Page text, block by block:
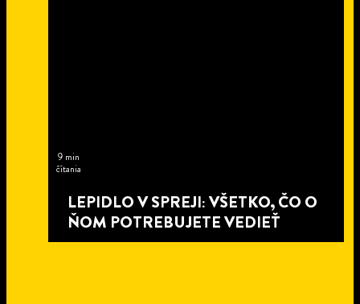
9 min
čítania
LEPIDLO V SPREJI: VŠETKO, ČO O
ŇOM POTREBUJETE VEDIEŤ